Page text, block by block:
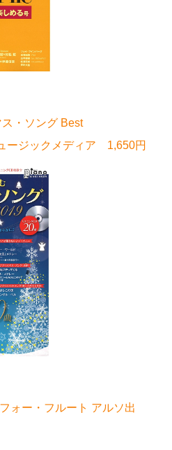
・ソング Best
ージックメディア 1,650円
ォー・フルート アルソ出